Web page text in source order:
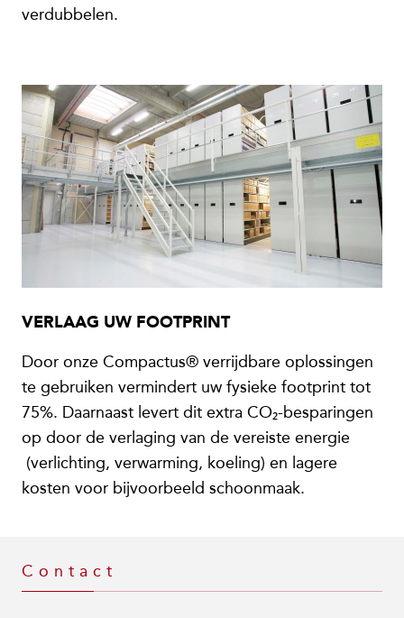
verdubbelen.
VERLAAG UW FOOTPRINT
Door onze Compactus® verrijdbare oplossingen
te gebruiken vermindert uw fysieke footprint tot
75%. Daarnaast levert dit extra CO₂-besparingen
op door de verlaging van de vereiste energie
(verlichting, verwarming, koeling) en lagere
kosten voor bijvoorbeeld schoonmaak.
Contact